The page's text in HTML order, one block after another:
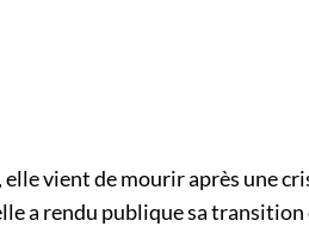
vient de mourir après une
a rendu publique sa